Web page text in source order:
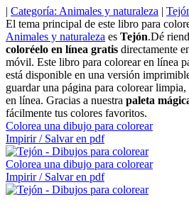
| Categoría: Animales y naturaleza |
El tema principal de este libro para
Animales y naturaleza es Tejón.Dé
coloréelo en línea gratis directamente
móvil. Este libro para colorear en línea
está disponible en una versión
guardar una página para colorear
en línea. Gracias a nuestra paleta
fácilmente tus colores favoritos.
Colorea una dibujo para colorear
Impirir / Salvar en pdf
Colorea una dibujo para colorear
Impirir / Salvar en pdf